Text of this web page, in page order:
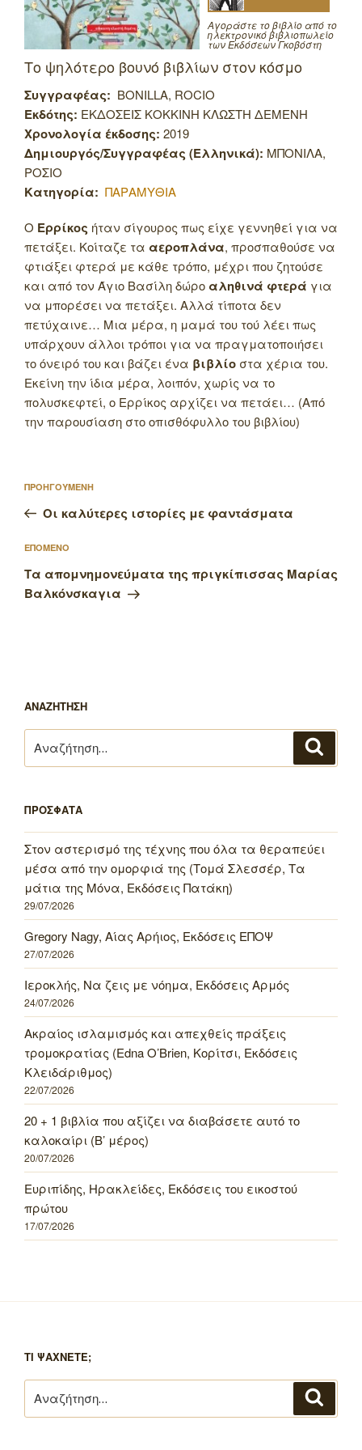
Αγοράστε το βιβλίο από το
ηλεκτρονικό βιβλιοπωλείο
των Εκδόσεων Γκοβόστη
Το ψηλότερο βουνό βιβλίων στον κόσμο
Συγγραφέας: BONILLA, ROCIO
Εκδότης: ΕΚΔΟΣΕΙΣ ΚΟΚΚΙΝΗ ΚΛΩΣΤΗ ΔΕΜΕΝΗ
Χρονολογία έκδοσης: 2019
Δημιουργός/Συγγραφέας (Ελληνικά): ΜΠΟΝΙΛΑ,
ΡΟΣΙΟ
Κατηγορία: ΠΑΡΑΜΥΘΙΑ
Ο Ερρίκος ήταν σίγουρος πως είχε γεννηθεί για να
πετάξει. Κοίταζε τα αεροπλάνα, προσπαθούσε να
φτιάξει φτερά με κάθε τρόπο, μέχρι που ζητούσε
και από τον Άγιο Βασίλη δώρο αληθινά φτερά για
να μπορέσει να πετάξει. Αλλά τίποτα δεν
πετύχαινε… Μια μέρα, η μαμά του τού λέει πως
υπάρχουν άλλοι τρόποι για να πραγματοποιήσει
το όνειρό του και βάζει ένα βιβλίο στα χέρια του.
Εκείνη την ίδια μέρα, λοιπόν, χωρίς να το
πολυσκεφτεί, ο Ερρίκος αρχίζει να πετάει… (Από
την παρουσίαση στο οπισθόφυλλο του βιβλίου)
άρθρων
Προηγούμενο
άρθρο
ΠΡΟΗΓΟΥΜΕΝΗ
Οι καλύτερες ιστορίες με φαντάσματα
Επόμενο
άρθρο
ΕΠΟΜΕΝΟ
Τα απομνημονεύματα της πριγκίπισσας Μαρίας
Βαλκόνσκαγια
ΑΝΑΖΗΤΗΣΗ
για:
ΠΡΟΣΦΑΤΑ
Στον αστερισμό της τέχνης που όλα τα θεραπεύει
μέσα από την ομορφιά της (Τομά Σλεσσέρ, Τα
μάτια της Μόνα, Εκδόσεις Πατάκη)
29/07/2026
Gregory Nagy, Αίας Αρήιος, Εκδόσεις ΕΠΟΨ
27/07/2026
Ιεροκλής, Να ζεις με νόημα, Εκδόσεις Αρμός
24/07/2026
Ακραίος ισλαμισμός και απεχθείς πράξεις
τρομοκρατίας (Edna O’Brien, Κορίτσι, Εκδόσεις
Κλειδάριθμος)
22/07/2026
20 + 1 βιβλία που αξίζει να διαβάσετε αυτό το
καλοκαίρι (Β’ μέρος)
20/07/2026
Ευριπίδης, Ηρακλείδες, Εκδόσεις του εικοστού
πρώτου
17/07/2026
ΤΙ ΨΑΧΝΕΤΕ;
για: